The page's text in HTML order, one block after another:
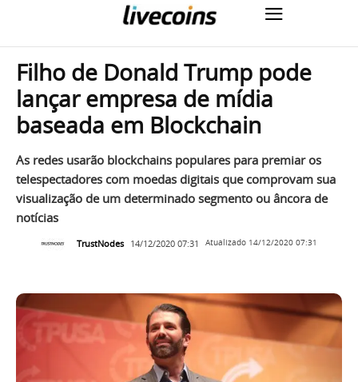
Filho de Donald Trump pode
lançar empresa de mídia
baseada em Blockchain
As redes usarão blockchains populares para premiar os
telespectadores com moedas digitais que comprovam sua
visualização de um determinado segmento ou âncora de
notícias
TrustNodes 14/12/2020 07:31 Atualizado 14/12/2020 07:31